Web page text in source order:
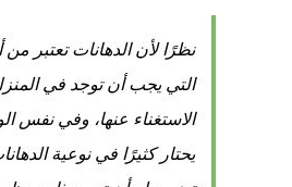
نظرًا لأن الدهانات تعتبر من
التي يجب أن توجد في
الاستغناء عنها، وفي نفس
يحتار كثيرًا في نوعية